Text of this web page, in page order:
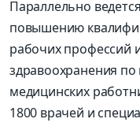
Параллельно
повышению
рабочих профессий
здравоохранения
медицинских
1800 врачей и